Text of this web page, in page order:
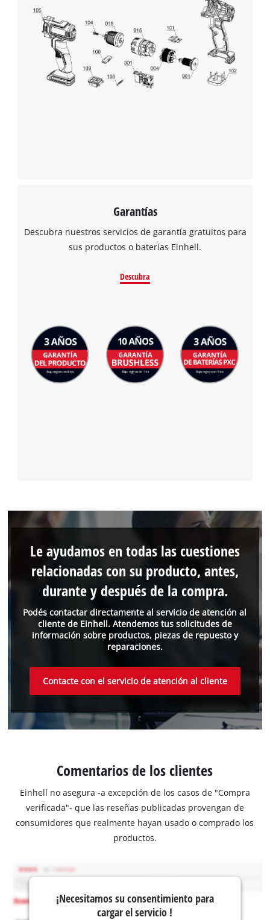
Garantías
Descubra nuestros servicios de garantía gratuitos para
sus productos o baterías Einhell.
Descubra
Podés contactar directamente al servicio de atención al
cliente de Einhell. Atendemos tus solicitudes de
información sobre productos, piezas de repuesto y
reparaciones.
Le ayudamos en todas las cuestiones
relacionadas con su producto, antes,
durante y después de la compra.
Contacte con el servicio de atención al cliente
Comentarios de los clientes
Einhell no asegura -a excepción de los casos de "Compra
verificada"- que las reseñas publicadas provengan de
consumidores que realmente hayan usado o comprado los
productos.
¡Necesitamos su consentimiento para
cargar el servicio !